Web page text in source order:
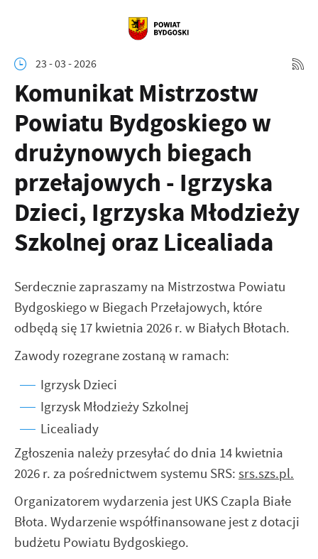
23 - 03 - 2026
Komunikat Mistrzostw
Powiatu Bydgoskiego w
drużynowych biegach
przełajowych - Igrzyska
Dzieci, Igrzyska Młodzieży
Szkolnej oraz Licealiada
Serdecznie zapraszamy na Mistrzostwa Powiatu
Bydgoskiego w Biegach Przełajowych, które
odbędą się 17 kwietnia 2026 r. w Białych Błotach.
Zawody rozegrane zostaną w ramach:
Igrzysk Dzieci
Igrzysk Młodzieży Szkolnej
Licealiady
Zgłoszenia należy przesyłać do dnia 14 kwietnia
2026 r. za pośrednictwem systemu SRS: srs.szs.pl.
Organizatorem wydarzenia jest UKS Czapla Białe
Błota. Wydarzenie współfinansowane jest z dotacji
budżetu Powiatu Bydgoskiego.